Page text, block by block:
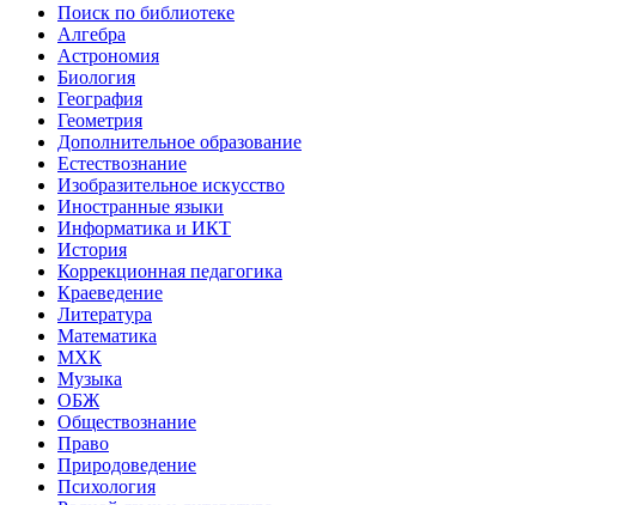
Поиск по библиотеке
Алгебра
Астрономия
Биология
География
Геометрия
Дополнительное образование
Естествознание
Изобразительное искусство
Иностранные языки
Информатика и ИКТ
История
Коррекционная педагогика
Краеведение
Литература
Математика
МХК
Музыка
ОБЖ
Обществознание
Право
Природоведение
Психология